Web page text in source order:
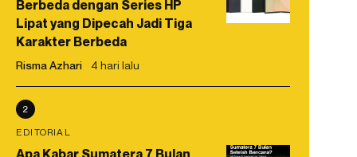
Berbeda dengan Series HP
Lipat yang Dipecah Jadi Tiga
Karakter Berbeda
Risma Azhari 4 hari lalu
2
EDITORIAL